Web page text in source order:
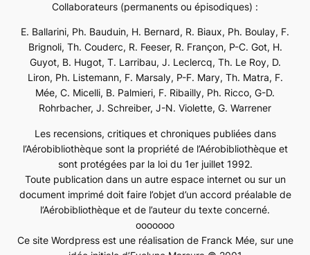
Collaborateurs (permanents ou épisodiques) :
E. Ballarini, Ph. Bauduin, H. Bernard, R. Biaux, Ph. Boulay, F.
Brignoli, Th. Couderc, R. Feeser, R. Françon, P-C. Got, H.
Guyot, B. Hugot, T. Larribau, J. Leclercq, Th. Le Roy, D.
Liron, Ph. Listemann, F. Marsaly, P-F. Mary, Th. Matra, F.
Mée, C. Micelli, B. Palmieri, F. Ribailly, Ph. Ricco, G-D.
Rohrbacher, J. Schreiber, J-N. Violette, G. Warrener
Les recensions, critiques et chroniques publiées dans
l’Aérobibliothèque sont la propriété de l’Aérobibliothèque et
sont protégées par la loi du 1er juillet 1992.
Toute publication dans un autre espace internet ou sur un
document imprimé doit faire l’objet d’un accord préalable de
l’Aérobibliothèque et de l’auteur du texte concerné.
ooooooo
Ce site Wordpress est une réalisation de Franck Mée, sur une